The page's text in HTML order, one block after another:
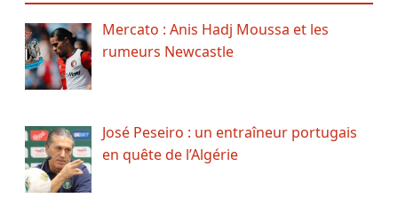
Mercato : Anis Hadj Moussa et les
rumeurs Newcastle
José Peseiro : un entraîneur portugais
en quête de l’Algérie